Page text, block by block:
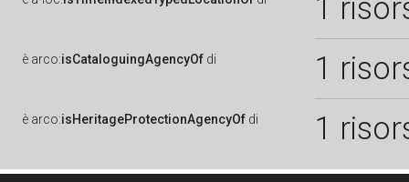
1
è arco:isCataloguingAgencyOf di 1
è arco:isHeritageProtectionAgencyOf di 1